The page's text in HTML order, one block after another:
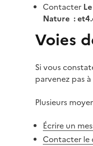
Contacter
Nature :
Voies
Si vous
parvenez pas
Plusieurs
Écrire un
Contacter le